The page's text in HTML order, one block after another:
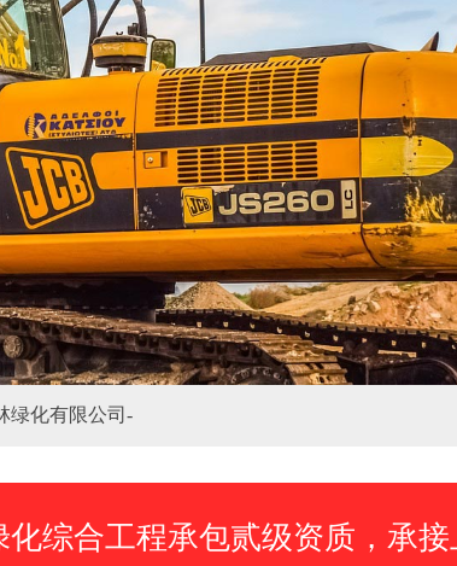
绿化有限公司-
综合工程承包贰级资质，承